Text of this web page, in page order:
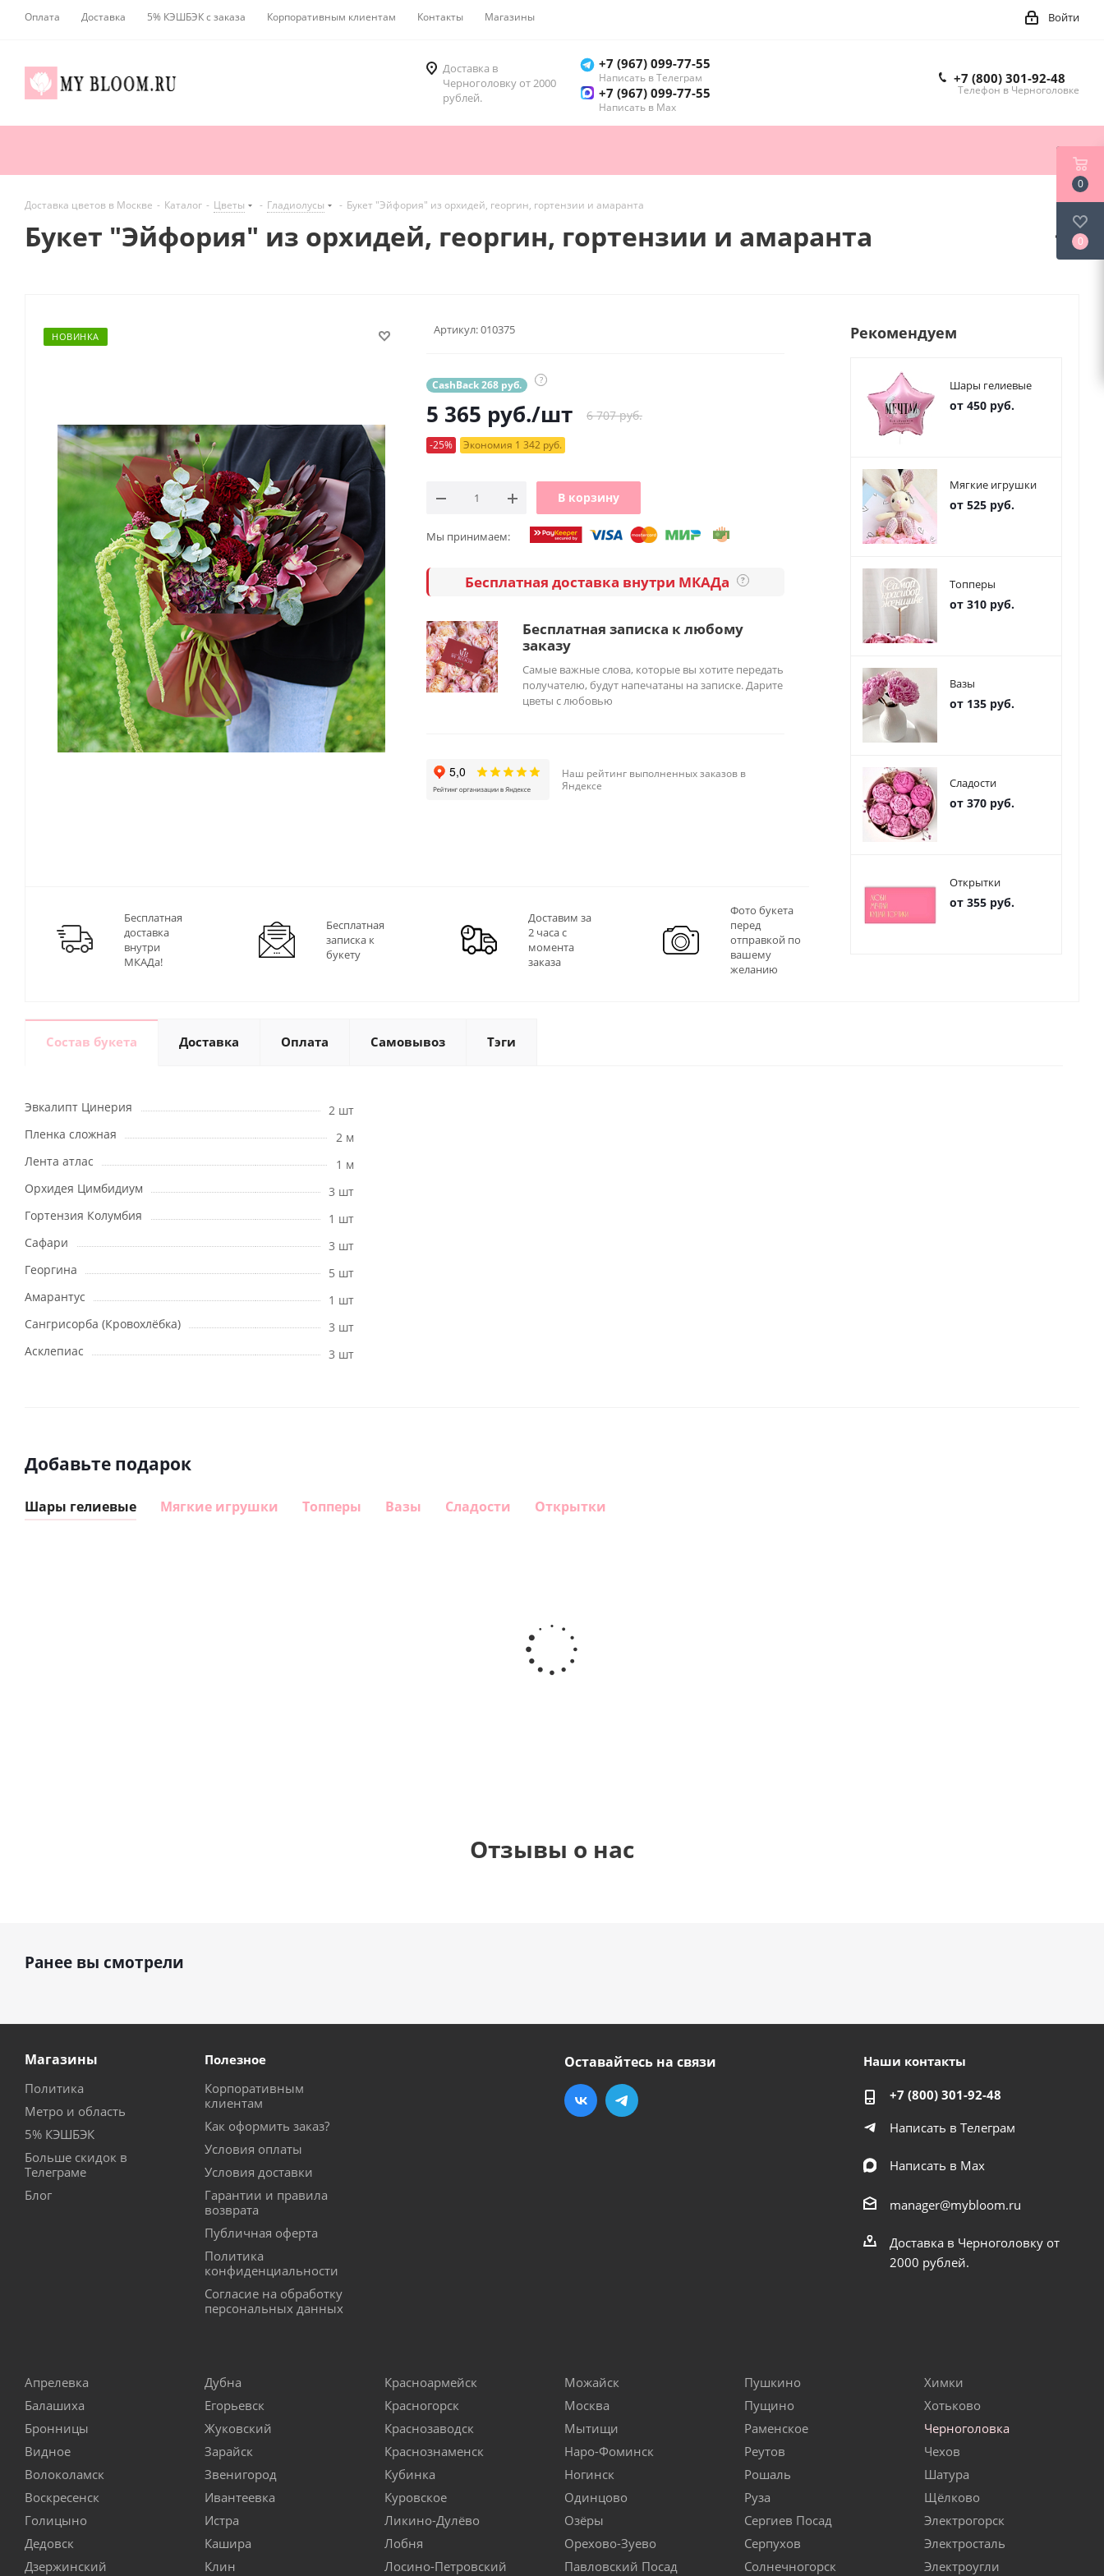
Оплата Доставка 5% КЭШБЭК с заказа Корпоративным клиентам Контакты Магазины Войти
Доставка в
Черноголовку от 2000
рублей.
+7 (967) 099-77-55
Написать в Телеграм
+7 (967) 099-77-55
Написать в Мах
+7 (800) 301-92-48
Телефон в Черноголовке
Доставка цветов в Москве - Каталог - Цветы - Гладиолусы - Букет "Эйфория" из орхидей, георгин, гортензии и амаранта
Букет "Эйфория" из орхидей, георгин, гортензии и амаранта
НОВИНКА Артикул:010375
CashBack 268 руб. ?
5 365 руб./шт 6 707 руб.
-25% Экономия 1 342 руб.
В корзину
Мы принимаем:
Бесплатная доставка внутри МКАДа ?
Бесплатная записка к любому
заказу
Самые важные слова, которые вы хотите передать
получателю, будут напечатаны на записке. Дарите
цветы с любовью
Наш рейтинг выполненных заказов в
Яндексе
Бесплатная
доставка
внутри
МКАДа!
Бесплатная
записка к
букету
Доставим за
2 часа с
момента
заказа
Фото букета
перед
отправкой по
вашему
желанию
Рекомендуем
Шары гелиевые
от 450 руб.
Мягкие игрушки
от 525 руб.
Топперы
от 310 руб.
Вазы
от 135 руб.
Сладости
от 370 руб.
Открытки
от 355 руб.
Состав букета Доставка Оплата Самовывоз Тэги
Эвкалипт Цинерия
2 шт
Пленка сложная
2 м
Лента атлас
1 м
Орхидея Цимбидиум
3 шт
Гортензия Колумбия
1 шт
Сафари
3 шт
Георгина
5 шт
Амарантус
1 шт
Сангрисорба (Кровохлёбка)
3 шт
Асклепиас
3 шт
Добавьте подарок
Шары гелиевые Мягкие игрушки Топперы Вазы Сладости Открытки
гелиевый
цифра 1
(40х102
Отзывы о нас
Ранее вы смотрели
Магазины
Политика
Метро и область
5% КЭШБЭК
Больше скидок в
Телеграме
Блог
Полезное
Корпоративным
клиентам
Как оформить заказ?
Условия оплаты
Условия доставки
Гарантии и правила
возврата
Публичная оферта
Политика
конфиденциальности
Согласие на обработку
персональных данных
Оставайтесь на связи Наши контакты
+7 (800) 301-92-48
Написать в Телеграм
Написать в Мах
manager@mybloom.ru
Доставка в Черноголовку от
2000 рублей.
Апрелевка
Балашиха
Бронницы
Видное
Волоколамск
Воскресенск
Голицыно
Дедовск
Дзержинский
Дубна
Егорьевск
Жуковский
Зарайск
Звенигород
Ивантеевка
Истра
Кашира
Клин
Красноармейск
Красногорск
Краснозаводск
Краснознаменск
Кубинка
Куровское
Ликино-Дулёво
Лобня
Лосино-Петровский
Можайск
Москва
Мытищи
Наро-Фоминск
Ногинск
Одинцово
Озёры
Орехово-Зуево
Павловский Посад
Пушкино
Пущино
Раменское
Реутов
Рошаль
Руза
Сергиев Посад
Серпухов
Солнечногорск
Химки
Хотьково
Черноголовка
Чехов
Шатура
Щёлково
Электрогорск
Электросталь
Электроугли
0
0